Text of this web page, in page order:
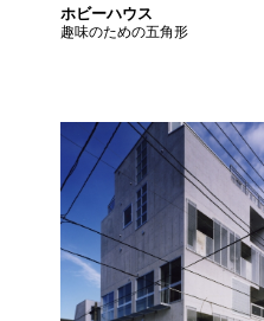
ホビーハウス
趣味のための五角形